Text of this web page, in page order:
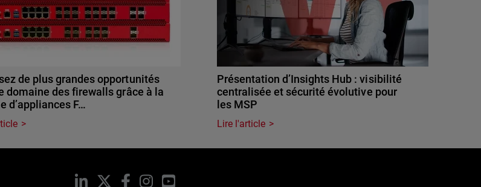
de plus grandes opportunités
domaine des firewalls grâce à la
d’appliances F…
Présentation d’Insights Hub : visibilité
centralisée et sécurité évolutive pour
les MSP
Lire l'article
LinkedIn Facebook
InstagramYouTube